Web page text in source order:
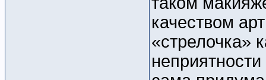
качеством
«стрелочка»